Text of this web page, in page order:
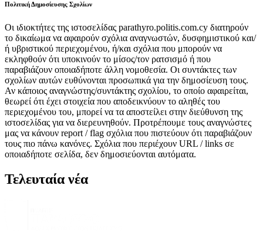
Πολιτική Δημοσίευσης Σχολίων
Οι ιδιοκτήτες της ιστοσελίδας parathyro.politis.com.cy διατηρούν
το δικαίωμα να αφαιρούν σχόλια αναγνωστών, δυσφημιστικού και/
ή υβριστικού περιεχομένου, ή/και σχόλια που μπορούν να
εκληφθούν ότι υποκινούν το μίσος/τον ρατσισμό ή που
παραβιάζουν οποιαδήποτε άλλη νομοθεσία. Οι συντάκτες των
σχολίων αυτών ευθύνονται προσωπικά για την δημοσίευση τους.
Αν κάποιος αναγνώστης/συντάκτης σχολίου, το οποίο αφαιρείται,
θεωρεί ότι έχει στοιχεία που αποδεικνύουν το αληθές του
περιεχομένου του, μπορεί να τα αποστείλει στην διεύθυνση της
ιστοσελίδας για να διερευνηθούν. Προτρέπουμε τους αναγνώστες
μας να κάνουν report / flag σχόλια που πιστεύουν ότι παραβιάζουν
τους πιο πάνω κανόνες. Σχόλια που περιέχουν URL / links σε
οποιαδήποτε σελίδα, δεν δημοσιεύονται αυτόματα.
Τελευταία νέα